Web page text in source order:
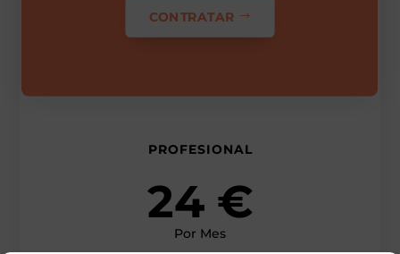
CONTRATAR
PROFESIONAL
24 €
Por Mes